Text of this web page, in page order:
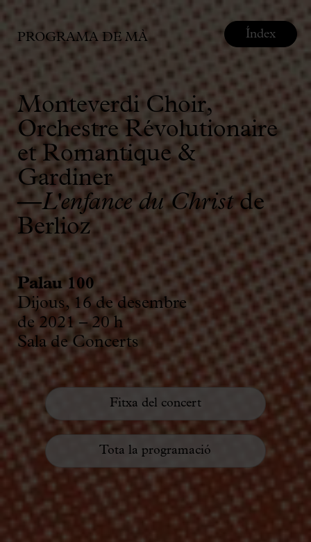
PROGRAMA DE MÀ
Monteverdi Choir,
Orchestre Révolutionaire
et Romantique &
Gardiner
—L'enfance du Christde
Berlioz
Palau 100
Dijous, 16 de desembre
de 2021 – 20 h
Sala de Concerts
Fitxa del concert
Tota la programació
Índex